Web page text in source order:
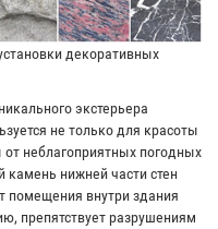
декоративных
экстерьера
не только для красоты
неблагоприятных погодных
камень нижней части стен
помещения внутри здания
препятствует разрушениям